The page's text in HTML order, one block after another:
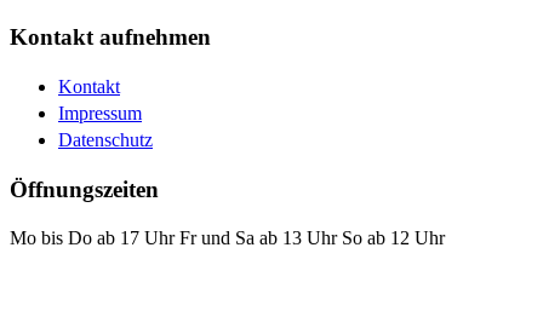
Kontakt aufnehmen
Kontakt
Impressum
Datenschutz
Öffnungszeiten
Mo bis Do ab 17 Uhr Fr und Sa ab 13 Uhr So ab 12 Uhr